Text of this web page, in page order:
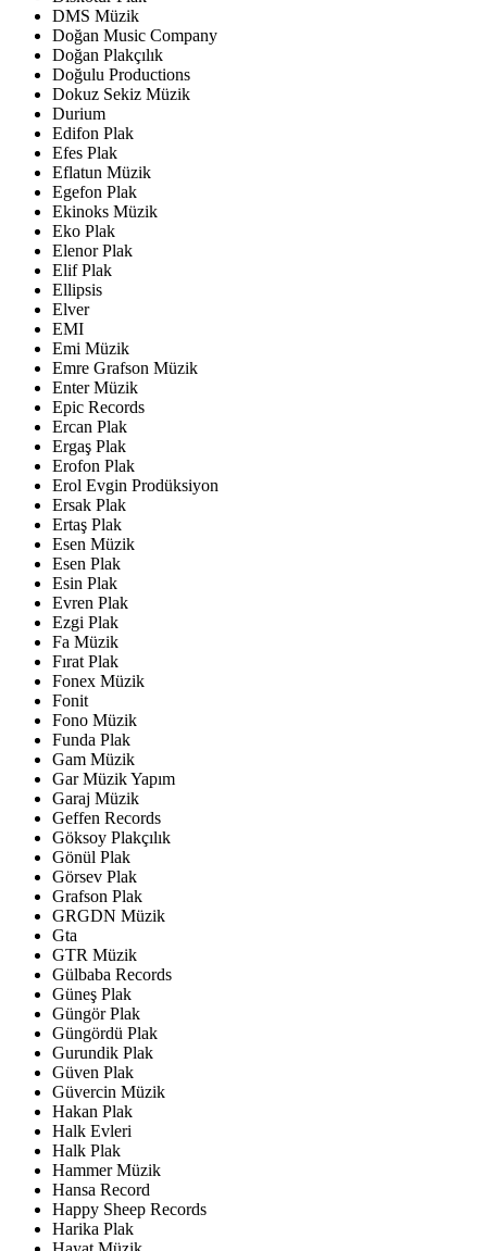
DMS Müzik
Doğan Music Company
Doğan Plakçılık
Doğulu Productions
Dokuz Sekiz Müzik
Durium
Edifon Plak
Efes Plak
Eflatun Müzik
Egefon Plak
Ekinoks Müzik
Eko Plak
Elenor Plak
Elif Plak
Ellipsis
Elver
EMI
Emi Müzik
Emre Grafson Müzik
Enter Müzik
Epic Records
Ercan Plak
Ergaş Plak
Erofon Plak
Erol Evgin Prodüksiyon
Ersak Plak
Ertaş Plak
Esen Müzik
Esen Plak
Esin Plak
Evren Plak
Ezgi Plak
Fa Müzik
Fırat Plak
Fonex Müzik
Fonit
Fono Müzik
Funda Plak
Gam Müzik
Gar Müzik Yapım
Garaj Müzik
Geffen Records
Göksoy Plakçılık
Gönül Plak
Görsev Plak
Grafson Plak
GRGDN Müzik
Gta
GTR Müzik
Gülbaba Records
Güneş Plak
Güngör Plak
Güngördü Plak
Gurundik Plak
Güven Plak
Güvercin Müzik
Hakan Plak
Halk Evleri
Halk Plak
Hammer Müzik
Hansa Record
Happy Sheep Records
Harika Plak